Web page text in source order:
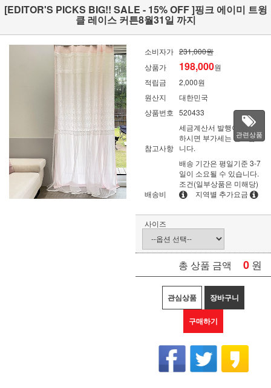
[EDITOR'S PICKS BIG!! SALE - 15% OFF ]핑크 에이미 트윙
클 레이스 커튼8월31일 까지
소비자가 231,000원
상품가
198,000원
적립금
2,000원
원산지
대한민국
상품번호 520433
참고사항
세금계산서 발행이 필요
하시면 부가세는 별도입
니다.
배송비
배송 기간은 평일기준 3-7
일이 소요될 수 있습니다.
조건(일부상품은 미해당)
지역별 추가요금
관련상품
사이즈
총 상품 금액 0 원
관심상품 장바구니
구매하기